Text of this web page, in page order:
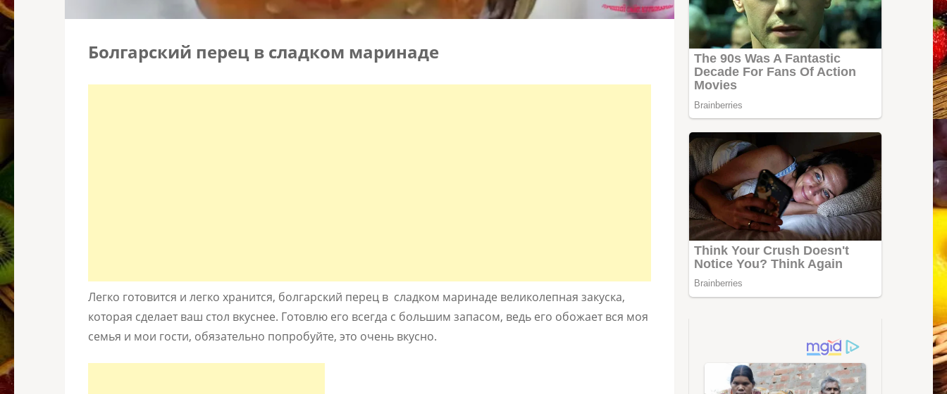
Болгарский перец в сладком маринаде
Легко готовится и легко хранится, болгарский перец в сладком маринаде великолепная закуска,
которая сделает ваш стол вкуснее. Готовлю его всегда с большим запасом, ведь его обожает вся моя
семья и мои гости, обязательно попробуйте, это очень вкусно.